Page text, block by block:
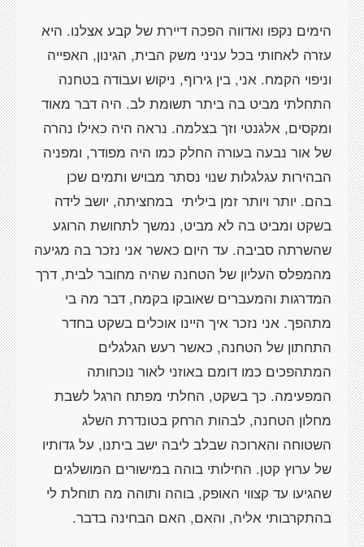
הימים נקפו ואדווה הפכה דיירת של קבע אצלנו. היא
עזרה לאחותי בכל עניני משק הבית, הגינון, האפייה
וניפוי הקמח. אני, בין גירוף, ניקוש ועבודה בטחנה
התחלתי מביט בה ביתר תשומת לב. היה דבר מאוד
ומקסים, אלגנטי וזך בצלמה. נראה היה כאילו נהרה
של אור נבעה בעורה החלק כמו היה מפודר, ומפניה
הבהירות עגלגלות שנוי נסתר מבויש ותמים שכן
בהם. יותר ויותר זמן ביליתי במחציתה, יושב לידה
בשקט ומביט בה לא מביט, נמשך לתחושת הרוגע
שהשרתה סביבה. עד היום כאשר אני נזכר בה מגיעה
מהמפלס העליון של הטחנה שהיה מחובר לבית, דרך
המדרגות והמעברים שאובקו בקמח, דבר מה בי
מתהפך. אני נזכר איך היינו אוכלים בשקט בחדר
התחתון של הטחנה, כאשר רעש הגלגלים
המתהפכים כמו דומם באוזני לאור נוכחותה
המפעימה. כך בשקט, החלתי מפתח הרגל לשבת
מחלון הטחנה, לבהות הרחק בטונדרת השלג
השטוחה והארוכה שבלב ליבה ישב ביתנו, על גדותיו
של ערוץ קטן. החילותי בוהה במישורים המושלגים
שהגיעו עד קצווי האופק, בוהה ותוהה מה תוחלת לי
בהתקרבותי אליה, והאם, האם הבחינה בדבר.